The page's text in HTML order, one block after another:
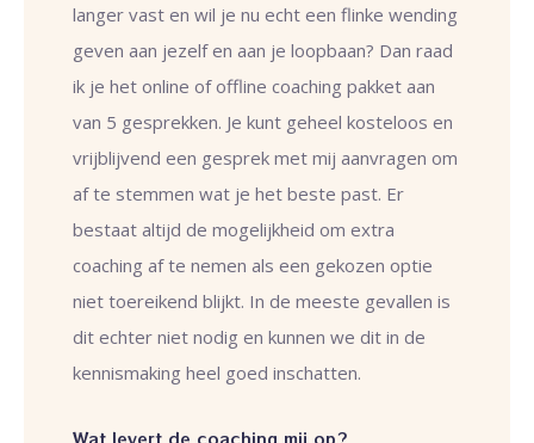
langer vast en wil je nu echt een flinke wending
geven aan jezelf en aan je loopbaan? Dan raad
ik je het online of offline coaching pakket aan
van 5 gesprekken. Je kunt geheel kosteloos en
vrijblijvend een gesprek met mij aanvragen om
af te stemmen wat je het beste past. Er
bestaat altijd de mogelijkheid om extra
coaching af te nemen als een gekozen optie
niet toereikend blijkt. In de meeste gevallen is
dit echter niet nodig en kunnen we dit in de
kennismaking heel goed inschatten.
Wat levert de coaching mij op?